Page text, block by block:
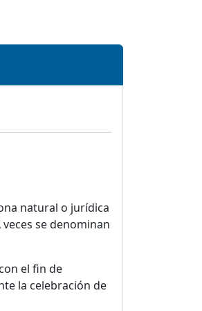
natural o jurídica
veces se denominan
el fin de
la celebración de